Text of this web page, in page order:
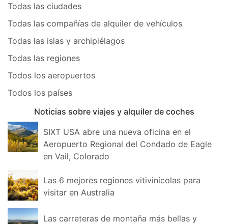
Todas las ciudades
Todas las compañías de alquiler de vehículos
Todas las islas y archipiélagos
Todas las regiones
Todos los aeropuertos
Todos los países
Noticias sobre viajes y alquiler de coches
SIXT USA abre una nueva oficina en el
Aeropuerto Regional del Condado de Eagle
en Vail, Colorado
Las 6 mejores regiones vitivinícolas para
visitar en Australia
Las carreteras de montaña más bellas y